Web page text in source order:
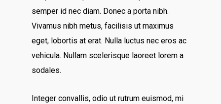
semper id nec diam. Donec a porta nibh.
Vivamus nibh metus, facilisis ut maximus
eget, lobortis at erat. Nulla luctus nec eros ac
vehicula. Nullam scelerisque laoreet lorem a
sodales.
Integer convallis, odio ut rutrum euismod, mi